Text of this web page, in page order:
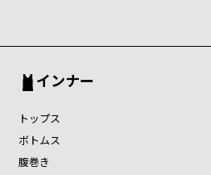
インナー
トップス
ボトムス
腹巻き